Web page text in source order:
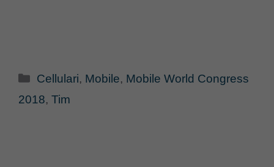
Categorie
Cellulari, Mobile, Mobile World Congress
2018, Tim